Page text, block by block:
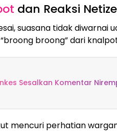
dan Reaksi
suasana tidak diwarnai
broong” dari
Sesalkan Komentar
mencuri perhatian